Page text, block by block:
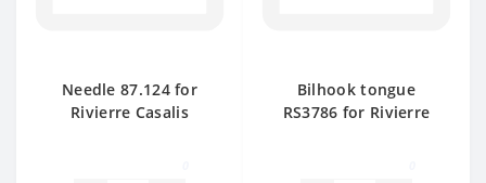
Needle 87.124 for
Rivierre Casalis
Bilhook tongue
RS3786 for Rivierre